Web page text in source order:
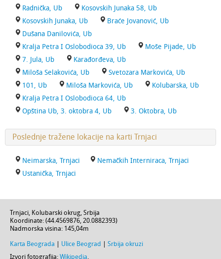
Radnička, Ub
Kosovskih Junaka 58, Ub
Kosovskih Junaka, Ub
Braće Jovanović, Ub
Dušana Danilovića, Ub
Kralja Petra I Oslobodioca 39, Ub
Moše Pijade, Ub
7. Jula, Ub
Karađorđeva, Ub
Miloša Selakovića, Ub
Svetozara Markovića, Ub
101, Ub
Miloša Markovića, Ub
Kolubarska, Ub
Kralja Petra I Oslobodioca 64, Ub
Opština Ub, 3. oktobra 4, Ub
3. Oktobra, Ub
Poslednje tražene lokacije na karti Trnjaci
Neimarska, Trnjaci
Nemačkih Interniraca, Trnjaci
Ustanička, Trnjaci
Trnjaci, Kolubarski okrug, Srbija
Koordinate: (44.4569876, 20.0882393)
Nadmorska visina: 145,04m
Karta Beograda Ulice Beograd
Srbija okruzi
Izvori fotografija: Wikipedia.